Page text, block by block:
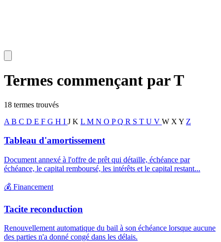
Termes commençant parT
18 termes trouvés
A B C D E F G H I J K L M N O P Q R S T U V W X Y Z
Tableau d'amortissement
Document annexé à l'offre de prêt qui détaille, échéance par
échéance, le capital remboursé, les intérêts et le capital restant...
💰 Financement
Tacite reconduction
Renouvellement automatique du bail à son échéance lorsque aucune
des parties n'a donné congé dans les délais.